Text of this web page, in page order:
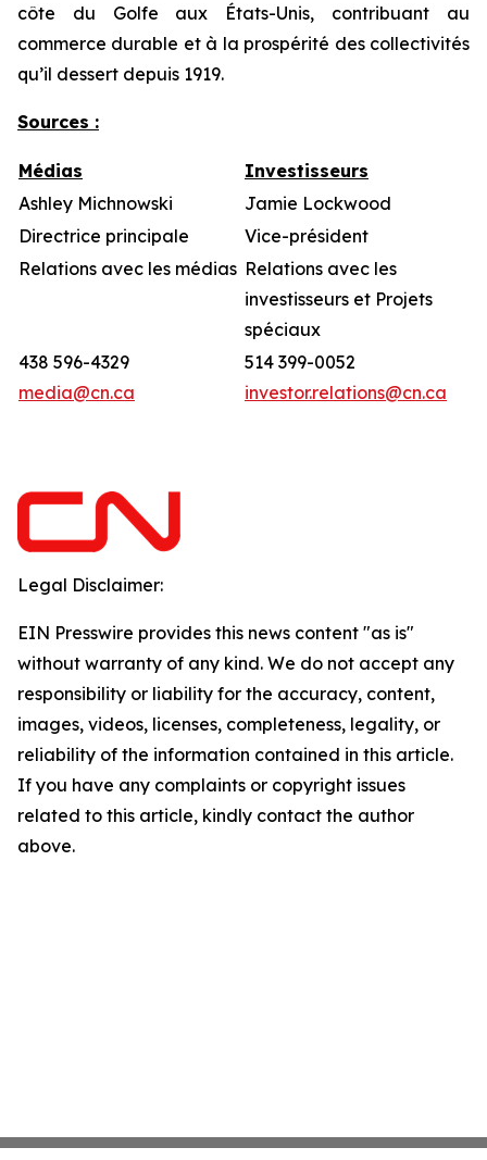
côte du Golfe aux États-Unis, contribuant au
commerce durable et à la prospérité des collectivités
qu’il dessert depuis 1919.
Sources :
Médias
Investisseurs
Ashley Michnowski
Jamie Lockwood
Directrice principale
Vice-président
Relations avec les médias Relations avec les
investisseurs et Projets
spéciaux
438 596-4329
media@cn.ca
514 399-0052
investor.relations@cn.ca
Legal Disclaimer:
EIN Presswire provides this news content "as is"
without warranty of any kind. We do not accept any
responsibility or liability for the accuracy, content,
images, videos, licenses, completeness, legality, or
reliability of the information contained in this article.
If you have any complaints or copyright issues
related to this article, kindly contact the author
above.